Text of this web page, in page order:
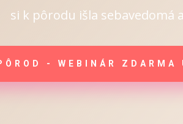
si k pôrodu išla sebavedomá
- WEBINÁR